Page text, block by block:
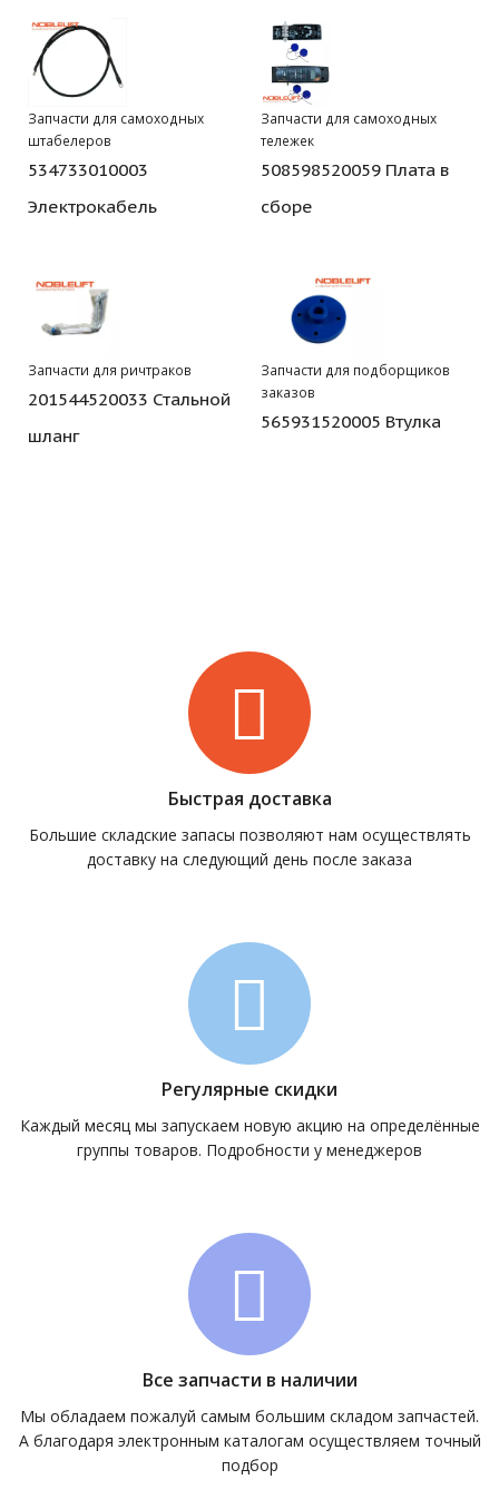
Запчасти для самоходных
штабелеров
534733010003
Электрокабель
Запчасти для самоходных
тележек
508598520059 Плата в
сборе
Запчасти для ричтраков
201544520033 Стальной
шланг
Запчасти для подборщиков
заказов
565931520005 Втулка
Быстрая доставка
Большие складские запасы позволяют нам осуществлять
доставку на следующий день после заказа
Регулярные скидки
Каждый месяц мы запускаем новую акцию на определённые
группы товаров. Подробности у менеджеров
Все запчасти в наличии
Мы обладаем пожалуй самым большим складом запчастей.
А благодаря электронным каталогам осуществляем точный
подбор